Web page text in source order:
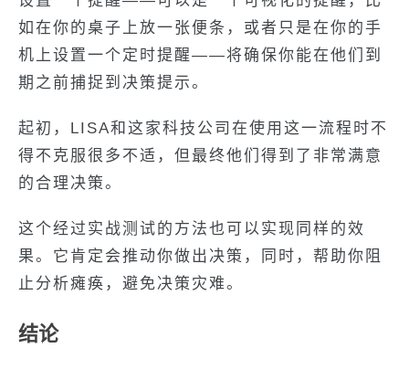
如在你的桌子上放一张便条，或者只是在你的手
机上设置一个定时提醒——将确保你能在他们到
期之前捕捉到决策提示。
起初，LISA和这家科技公司在使用这一流程时不
得不克服很多不适，但最终他们得到了非常满意
的合理决策。
这个经过实战测试的方法也可以实现同样的效
果。它肯定会推动你做出决策，同时，帮助你阻
止分析瘫痪，避免决策灾难。
结论